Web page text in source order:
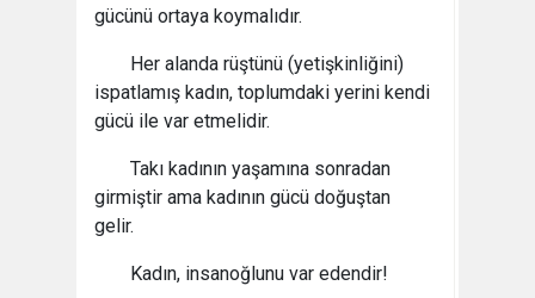
gücünü ortaya koymalıdır.
Her alanda rüştünü (yetişkinliğini)
ispatlamış kadın, toplumdaki yerini kendi
gücü ile var etmelidir.
Takı kadının yaşamına sonradan
girmiştir ama kadının gücü doğuştan
gelir.
Kadın, insanoğlunu var edendir!